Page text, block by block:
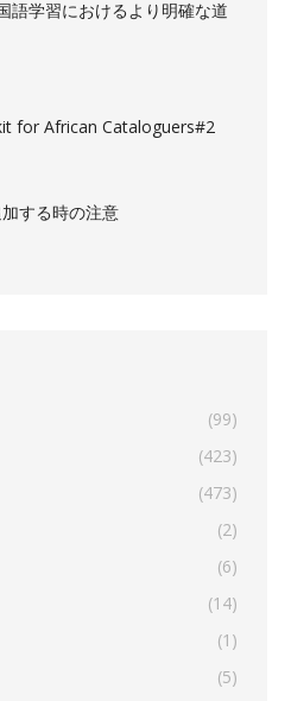
語学習におけるより明確な道
for African Cataloguers#2
する時の注意
(99)
(423)
(473)
(2)
(6)
(14)
(1)
(5)